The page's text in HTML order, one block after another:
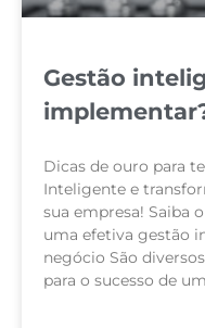
Gestão
Dicas de ouro para
Inteligente e
sua empresa! Saiba
uma efetiva gestão
negócio São
para o sucesso de